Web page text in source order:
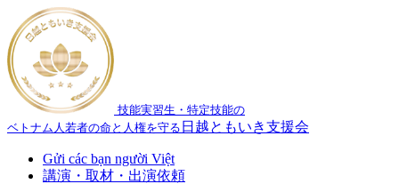
技能実習生・特定技能の
ベトナム人若者の命と人権を守る 日越ともいき支援会
Gửi các bạn người Việt
講演・取材・出演依頼